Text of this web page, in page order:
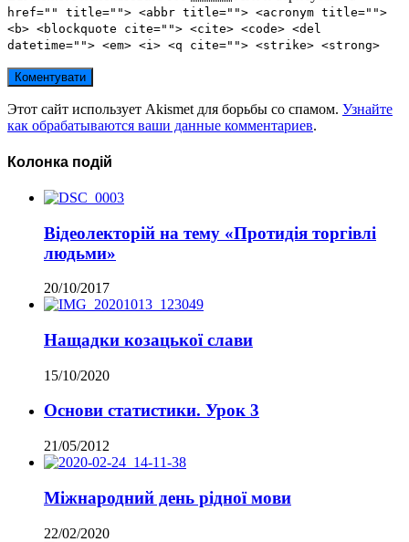
href="" title=""> <abbr title=""> <acronym title="">
<b> <blockquote cite=""> <cite> <code> <del
datetime=""> <em> <i> <q cite=""> <strike> <strong>
Этот сайт использует Akismet для борьбы со спамом. Узнайте
как обрабатываются ваши данные комментариев.
Колонка подій
Відеолекторій на тему «Протидія торгівлі
людьми»
20/10/2017
Нащадки козацької слави
15/10/2020
Основи статистики. Урок 3
21/05/2012
Міжнародний день рідної мови
22/02/2020